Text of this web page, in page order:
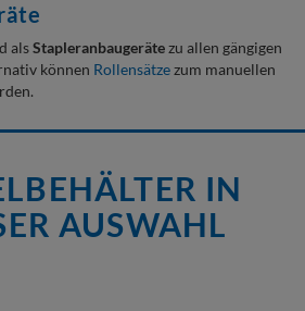
alsStapleranbaugerätezu allen gängigen
können Rollensätzezum manuellen
IN
AUSWAHL